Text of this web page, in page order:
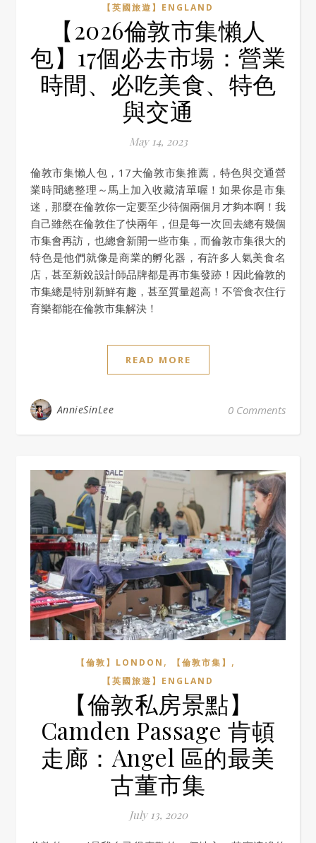
【英國旅遊】ENGLAND
【2026倫敦市集懶人
包】17個必去市場：營業
時間、必吃美食、特色
與交通
May 14, 2023
倫敦市集懶人包，17大倫敦市集推薦，特色與交通營
業時間總整理～馬上加入收藏清單喔！如果你是市集
迷，那麼在倫敦你一定要至少待個兩個月才夠本啊！我
自己雖然在倫敦住了快兩年，但是每一次回去總有幾個
市集會再訪，也總會新開一些市集，而倫敦市集很大的
特色是他們就像是商業的孵化器，有許多人氣美食名
店，甚至新銳設計師品牌都是再市集發跡！因此倫敦的
市集總是特別新鮮有趣，甚至質量超高！不管食衣住行
育樂都能在倫敦市集解決！
READ MORE
AnnieSinLee 0 Comments
【倫敦】LONDON , 【倫敦市集】 ,
【英國旅遊】ENGLAND
【倫敦私房景點】
Camden Passage 肯頓
走廊：Angel 區的最美
古董市集
July 13, 2020